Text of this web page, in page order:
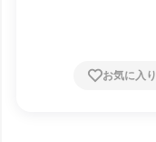
お気に入り